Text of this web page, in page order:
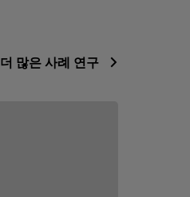
더 많은 사례 연구